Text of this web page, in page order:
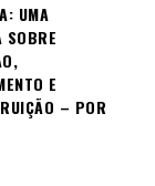
UMA
SOBRE
E
– POR